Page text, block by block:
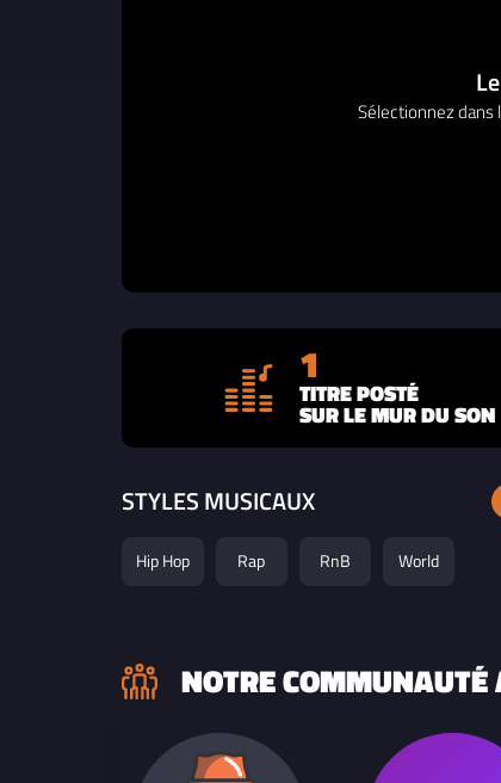
Sélectionnez dans
1
TITRE POSTÉ
SUR LE MUR DU SON
STYLES MUSICAUX
Hip Hop Rap RnB World
NOTRE